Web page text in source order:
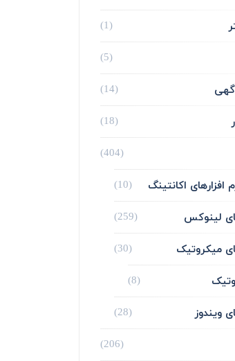
(1)
(5)
(14)
(18)
(404)
اکانتینگ (10)
لینوکس (259)
میکروتیک (30)
(8)
ویندوز (28)
(206)